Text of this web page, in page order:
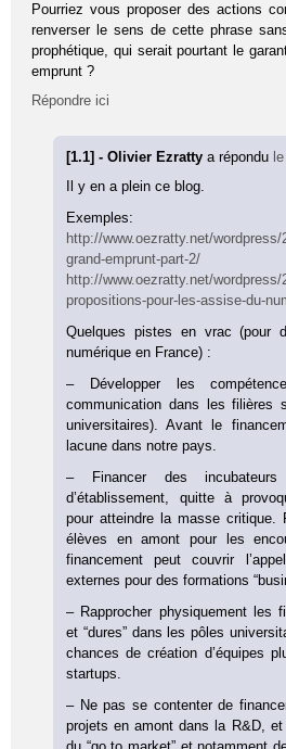
Pourriez vous proposer des actions
renverser le sens de cette phrase
prophétique, qui serait pourtant le
emprunt ?
Répondre ici
[1.1] - Olivier Ezrattya répondu
Il y en a plein ce blog.
Exemples:
http://www.oezratty.net/
grand-emprunt-part-2/
http://www.oezratty.net/
propositions-pour-les-assise-du-
Quelques pistes en vrac (pour
numérique en France) :
– Développer les
communication dans les filières
universitaires). Avant le
lacune dans notre pays.
– Financer des
d’établissement, quitte à
pour atteindre la masse critique.
élèves en amont pour les
financement peut couvrir
externes pour des formations
– Rapprocher physiquement les
et “dures” dans les pôles
chances de création d’équipes
startups.
– Ne pas se contenter de
projets en amont dans la R&D, et